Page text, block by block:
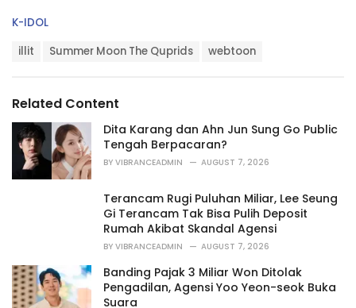
C
r
i
K-IDOL
:
illit Summer Moon The Quprids webtoon
Related Content
Dita Karang dan Ahn Jun Sung Go Public
Tengah Berpacaran?
BY VIBRANCEADMIN AUGUST 7, 2026
Terancam Rugi Puluhan Miliar, Lee Seung
Gi Terancam Tak Bisa Pulih Deposit
Rumah Akibat Skandal Agensi
BY VIBRANCEADMIN AUGUST 7, 2026
Banding Pajak 3 Miliar Won Ditolak
Pengadilan, Agensi Yoo Yeon-seok Buka
Suara